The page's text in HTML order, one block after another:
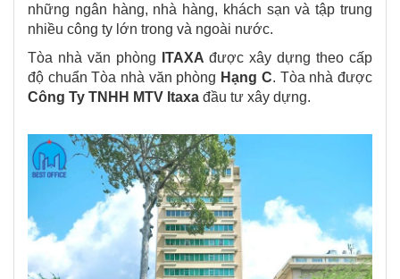
những ngân hàng, nhà hàng, khách sạn và tập trung
nhiều công ty lớn trong và ngoài nước.
Tòa nhà văn phòng
ITAXA được xây dựng theo cấp
độ chuẩn Tòa nhà văn phòng Hạng C. Tòa nhà được
Công Ty TNHH MTV Itaxa đầu tư xây dựng.